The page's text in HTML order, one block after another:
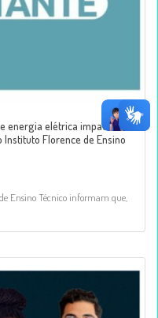
energia elétrica impacta
Instituto Florence de Ensino
Ensino Técnico informam que,